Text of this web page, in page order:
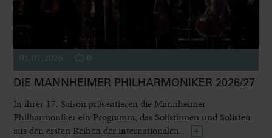
01.07.2026 0
DIE MANNHEIMER PHILHARMONIKER 2026/27
In ihrer 17. Saison präsentieren die Mannheimer
Philharmoniker ein Programm, das Solistinnen und Solisten
aus den ersten Reihen der internationalen...